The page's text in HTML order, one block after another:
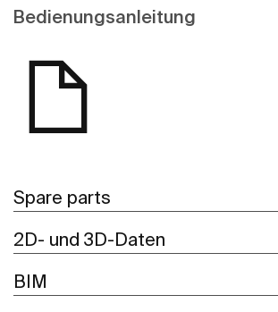
Bedienungsanleitung
Spare parts
2D- und 3D-Daten
BIM